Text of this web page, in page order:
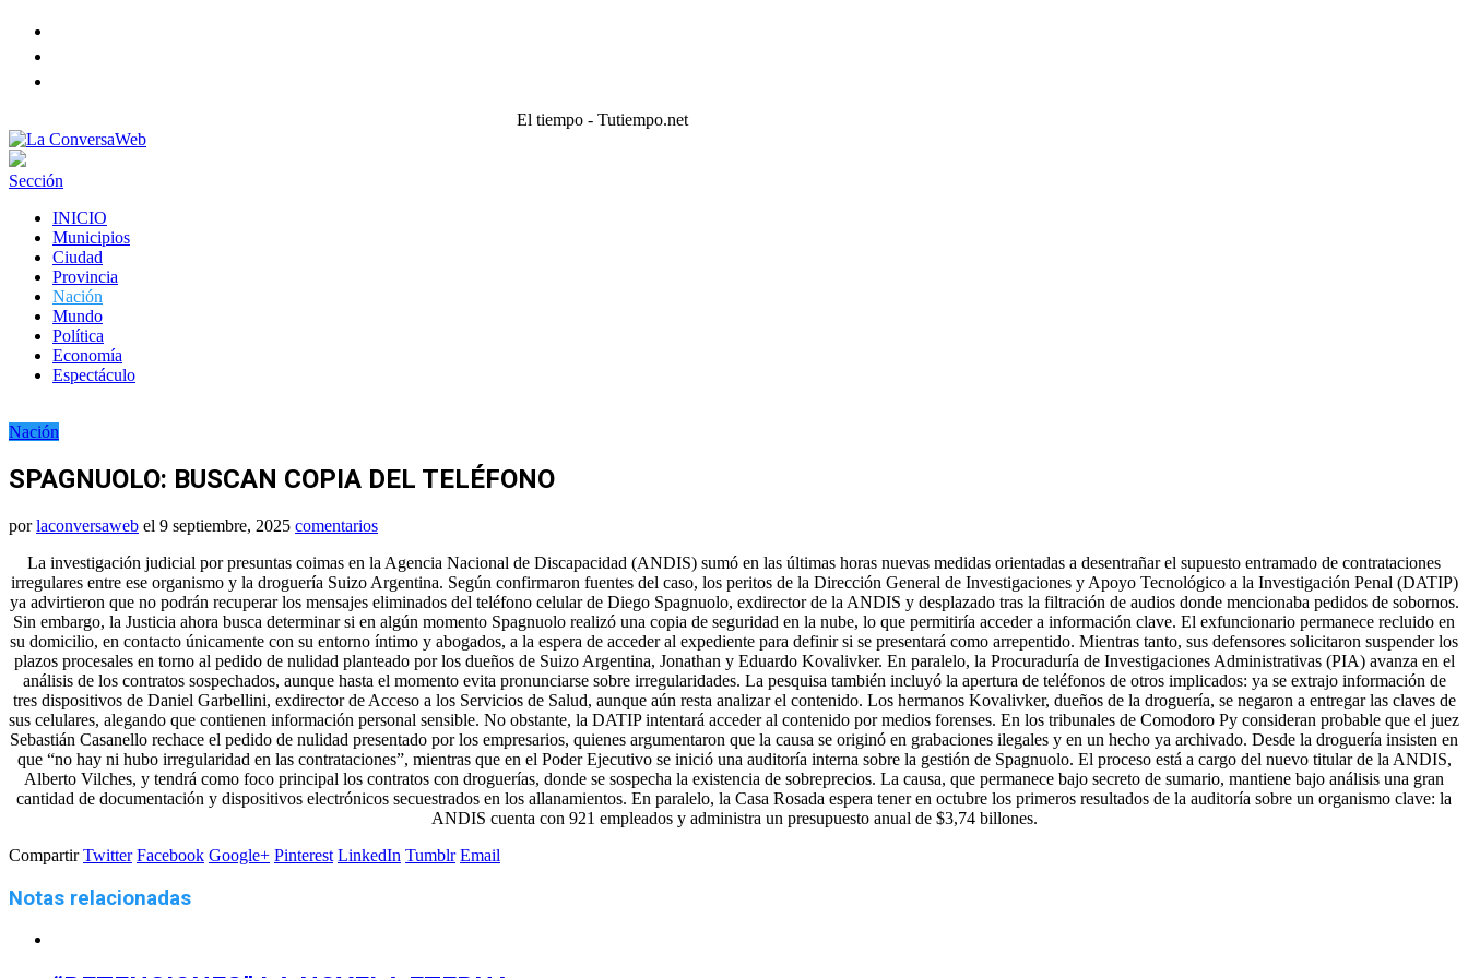
El tiempo - Tutiempo.net
Sección
INICIO
Municipios
Ciudad
Provincia
Nación
Mundo
Política
Economía
Espectáculo
Nación
SPAGNUOLO: BUSCAN COPIA DEL TELÉFONO
porlaconversaweb el 9 septiembre, 2025 comentarios
La investigación judicial por presuntas coimas en la Agencia Nacional de Discapacidad (ANDIS) sumó en las últimas horas nuevas medidas orientadas a desentrañar el supuesto entramado de contrataciones
irregulares entre ese organismo y la droguería Suizo Argentina. Según confirmaron fuentes del caso, los peritos de la Dirección General de Investigaciones y Apoyo Tecnológico a la Investigación Penal (DATIP)
ya advirtieron que no podrán recuperar los mensajes eliminados del teléfono celular de Diego Spagnuolo, exdirector de la ANDIS y desplazado tras la filtración de audios donde mencionaba pedidos de sobornos.
Sin embargo, la Justicia ahora busca determinar si en algún momento Spagnuolo realizó una copia de seguridad en la nube, lo que permitiría acceder a información clave. El exfuncionario permanece recluido en
su domicilio, en contacto únicamente con su entorno íntimo y abogados, a la espera de acceder al expediente para definir si se presentará como arrepentido. Mientras tanto, sus defensores solicitaron suspender los
plazos procesales en torno al pedido de nulidad planteado por los dueños de Suizo Argentina, Jonathan y Eduardo Kovalivker. En paralelo, la Procuraduría de Investigaciones Administrativas (PIA) avanza en el
análisis de los contratos sospechados, aunque hasta el momento evita pronunciarse sobre irregularidades. La pesquisa también incluyó la apertura de teléfonos de otros implicados: ya se extrajo información de
tres dispositivos de Daniel Garbellini, exdirector de Acceso a los Servicios de Salud, aunque aún resta analizar el contenido. Los hermanos Kovalivker, dueños de la droguería, se negaron a entregar las claves de
sus celulares, alegando que contienen información personal sensible. No obstante, la DATIP intentará acceder al contenido por medios forenses. En los tribunales de Comodoro Py consideran probable que el juez
Sebastián Casanello rechace el pedido de nulidad presentado por los empresarios, quienes argumentaron que la causa se originó en grabaciones ilegales y en un hecho ya archivado. Desde la droguería insisten en
que “no hay ni hubo irregularidad en las contrataciones”, mientras que en el Poder Ejecutivo se inició una auditoría interna sobre la gestión de Spagnuolo. El proceso está a cargo del nuevo titular de la ANDIS,
Alberto Vilches, y tendrá como foco principal los contratos con droguerías, donde se sospecha la existencia de sobreprecios. La causa, que permanece bajo secreto de sumario, mantiene bajo análisis una gran
cantidad de documentación y dispositivos electrónicos secuestrados en los allanamientos. En paralelo, la Casa Rosada espera tener en octubre los primeros resultados de la auditoría sobre un organismo clave: la
ANDIS cuenta con 921 empleados y administra un presupuesto anual de $3,74 billones.
Compartir Twitter Facebook Google+ Pinterest LinkedIn Tumblr Email
Notas relacionadas